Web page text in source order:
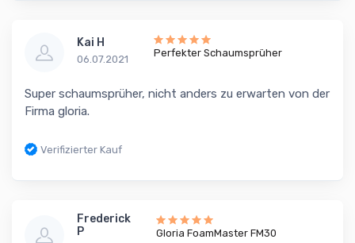
Kai H
06.07.2021
Perfekter Schaumsprüher
Super schaumsprüher, nicht anders zu erwarten von der
Firma gloria.
Verifizierter Kauf
Frederick
P
Gloria FoamMaster FM30